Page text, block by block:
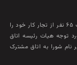
شورای بازرگانی ایران و چین که در بدو امر با عضويت ۶۵ نفر از تجار کار خود را
توجه هيات رئيسه اتاق
نام شورا به اتاق مشترک